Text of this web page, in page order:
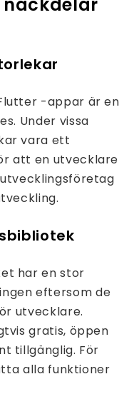
-appar är en
Under vissa
vara ett
att en utvecklare
har en stor
eftersom de
utvecklare.
gratis, öppen
tillgänglig. För
alla funktioner